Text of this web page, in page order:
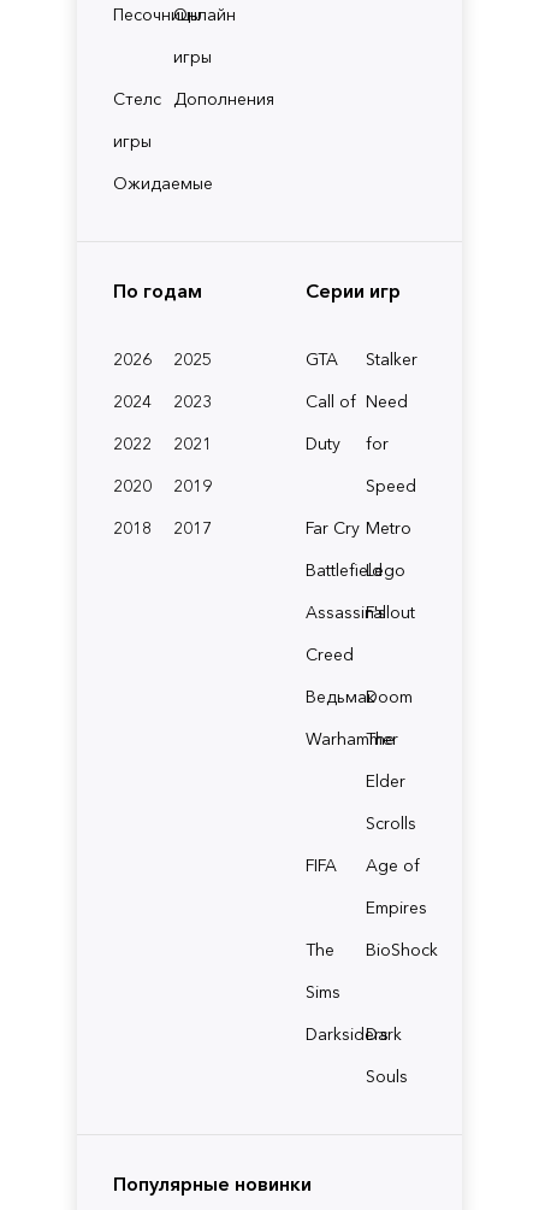
ПесочницыОнлайн
игры
Стелс
игры
Дополнения
Ожидаемые
По годам
2026
2025
2024
2023
2022
2021
2020
2019
2018
2017
Серии игр
GTA
Stalker
Call of
Duty
Need
for
Speed
Far Cry Metro
BattlefieldLego
Assassin's
Creed
Fallout
ВедьмакDoom
Warhammer
The
Elder
Scrolls
FIFA
Age of
Empires
The
Sims
BioShock
Darksiders
Dark
Souls
Популярные новинки